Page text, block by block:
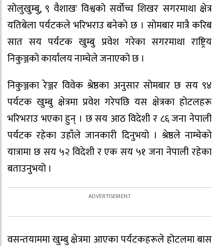
सोलुखुम्बु, ९ वैशाखः विश्वको सर्वोच्च शिखर सगरमाथा क्षेत्र
यतिबेला पर्यटकले भरिभराउ बनेको छ । सोमबार मात्रै करिब
सात सय पर्यटक खुम्बु प्रवेश गरेका सगरमाथा राष्ट्रिय
निकुञ्जको कार्यालय नाम्चेले जनाएको छ ।
निकुञ्जका रेञ्जर विवेक श्रेष्ठका अनुसार सोमबार छ सय ९४
पर्यटक खुम्बु क्षेत्रमा प्रवेश गरेपछि यस क्षेत्रका होटलहरू
भरिभराउ भएका हुन् । छ सय आठ विदेशी र ८६ जना नेपाली
पर्यटक रहेका उहाँले जानकारी दिनुभयो । श्रेष्ठले नाम्चेको
यात्रामा छ सय ५२ विदेशी र एक सय ५१ जना नेपाली रहेका
बताउनुभयो ।
वसन्तयाममा खुम्बु क्षेत्रमा आएका पर्यटकहरूले होटलमा बास